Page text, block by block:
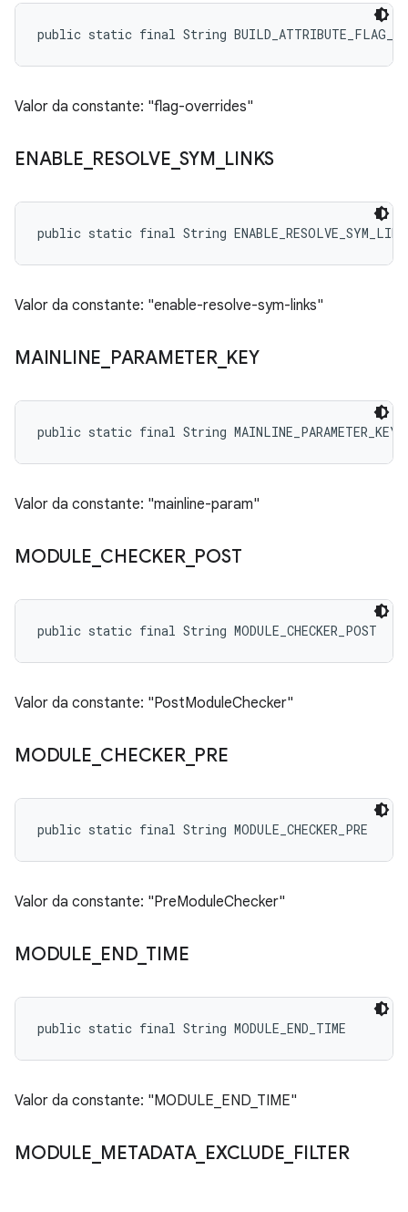
public static final String
Valor da constante: "flag-overrides"
ENABLE RESOLVE _SYM LINKS
public static final String
Valor da constante: "enable-resolve-sym-links"
MAINLINE PARAMETER_ KEY
public static final String MAINLINE_PARAMETER_KEY
Valor da constante: "mainline-param"
MODULE CHECKER_ POST
public static final String MODULE_CHECKER_POST
Valor da constante: "PostModuleChecker"
MODULE CHECKER_ PRE
public static final String MODULE_CHECKER_PRE
Valor da constante: "PreModuleChecker"
MODULE END_ TIME
public static final String MODULE_END_TIME
Valor da constante: "MODULE_END_TIME"
MODULE METADATA_ EXCLUDE FILTER